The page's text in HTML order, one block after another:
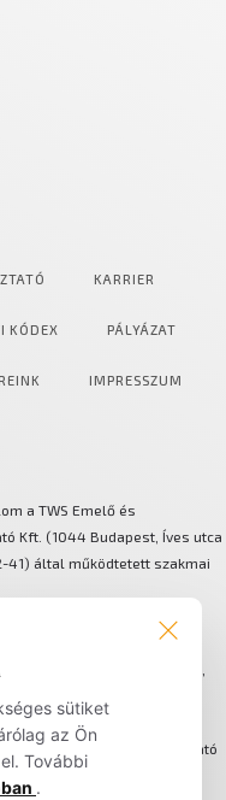
sütiket
az Ön
További
.
KARRIER
KÓDEX PÁLYÁZAT
IMPRESSZUM
a TWS Emelő és
Kft. (1044 Budapest, Íves utca
41) által működtetett szakmai
és
központi szervizhálózat,
bérleti és karbantartási
működik. Az oldalon
kizárólag tájékoztató
A weboldalon nem történik